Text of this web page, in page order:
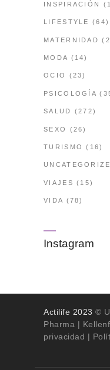
INSPIRACIÓN
LIFESTYLE (64)
MATERNIDAD
MODA (14)
OCIO (23)
PSICOLOGÍA
SALUD (272)
SEXO (26)
TURISMO (16)
VIAJES (15)
VIDA (78)
Instagram
Actilife 2023 ©
Pharma |
privacidad |